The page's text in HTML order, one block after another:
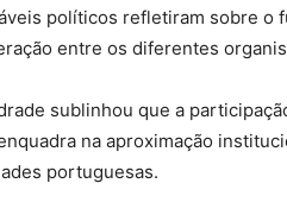
políticos refletiram sobre o
entre os diferentes
sublinhou que a
na aproximação
portuguesas.